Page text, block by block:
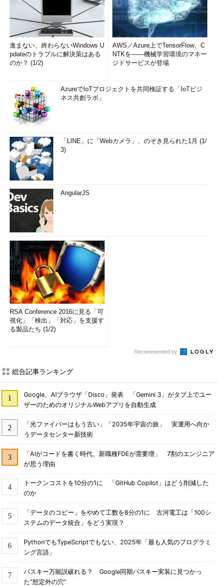
進まない、終わらないWindows U
pdateのトラブルに解決策はある
のか？ (1/2)
AWS／Azure上でTensorFlow、C
NTKを――機械学習環境のマネー
ジドサービスが登場
AzureでIoTプロジェクトを共同検証する「IoTビジ
ネス共創ラボ」
「LINE」に「Webカメラ」、のぞき見られた1月 (1/
3)
AngularJS
RSA Conference 2016に見る「可
視化」「検出」「対応」を支援す
る製品たち (1/2)
Recommended by
総合記事ランキング
Google、AIブラウザ「Disco」発表 「Gemini 3」がタブ上でユー
ザーのためのオリジナルWebアプリを自動生成
「光ファイバーはもう古い」「2035年宇宙の旅」 実運用へ向か
うデータセンター新技術
「AIがコードを書く時代、新職種FDEが需要増」 7割のエンジニア
が思う理由
トークンコストを10分の1に 「GitHub Copilot」はどう削減した
のか
「データのコピー」をやめて工数を8分の1に 古河電工は「100シ
ステムのデータ統合」をどう実現？
PythonでもTypeScriptでもない、2025年「最も人気のプログラミ
ング言語」
パスキー万能説破れる？ Google同期パスキー実装に見つかっ
た“想定外の穴”